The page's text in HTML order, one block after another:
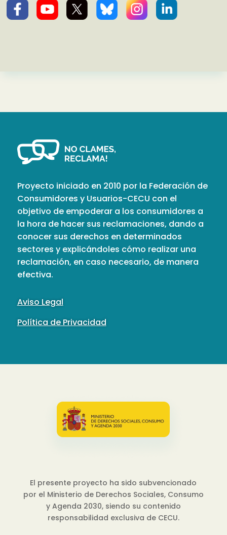
Proyecto iniciado en 2010 por la Federación de
Consumidores y Usuarios-CECU con el
objetivo de empoderar a los consumidores a
la hora de hacer sus reclamaciones, dando a
conocer sus derechos en determinados
sectores y explicándoles cómo realizar una
reclamación, en caso necesario, de manera
efectiva.
Aviso Legal
Política de Privacidad
El presente proyecto ha sido subvencionado
por el Ministerio de Derechos Sociales, Consumo
y Agenda 2030, siendo su contenido
responsabilidad exclusiva de CECU.